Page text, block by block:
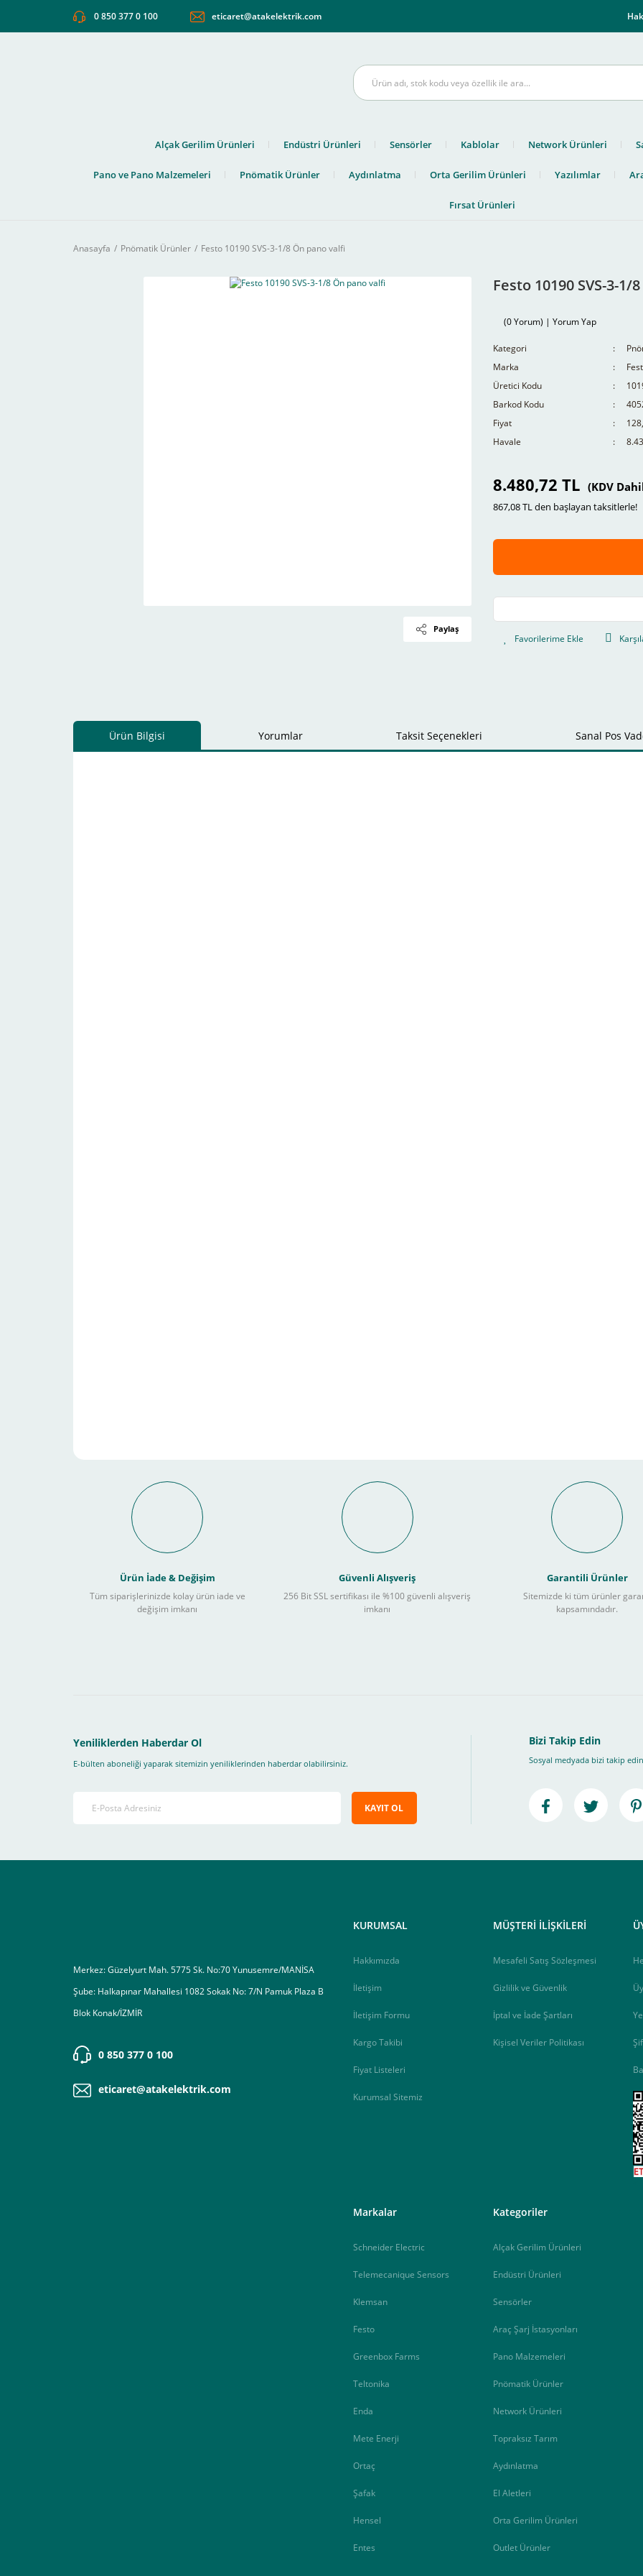
0 850 377 0 100 eticaret@atakelektrik.com
Alçak Gerilim Ürünleri Endüstri Ürünleri Sensörler Kablolar Network Ürünleri
Pano ve Pano Malzemeleri Pnömatik Ürünler Aydınlatma Orta Gerilim Ürünleri Yazılımlar
Fırsat Ürünleri
Anasayfa Pnömatik Ürünler Festo 10190 SVS-3-1/8 Ön pano valfi
Paylaş
Festo 10190 SVS-3-
(0 Yorum) | Yorum Yap
Kategori
Marka
Üretici Kodu
Barkod Kodu
Fiyat
Havale
8.480,72 TL (KDV
867,08 TL den başlayan taksitlerle!
Ürün Bilgisi Yorumlar Taksit Seçenekleri Sanal Pos
Schneider Electric Sanal POS ile Vade Farksız Taksit
Kullanılır ?
Sitemizden yapacağınız tüm alışverişlerde aşağıdaki adımları takip ederek peşin fiyatına 3 Taksit seçenekleri bankaya göre
4-Son olarak siparişi vermiş olduğunuz e-posta adresinize ileteceğimiz link üzerinden tıklayarak 3D Secure güvenli ödeme ile ödemenizi
Ürün İade & Değişim
Tüm siparişlerinizde kolay ürün iade ve
değişim imkanı
Güvenli Alışveriş
256 Bit SSL sertifikası ile %100 güvenli alışveriş
imkanı
Garantili Ürünler
Sitemizde ki tüm ürünler
kapsamındadır.
Yeniliklerden Haberdar Ol
E-bülten aboneliği yaparak sitemizin yeniliklerinden haberdar olabilirsiniz.
KAYIT OL
Bizi Takip Edin
Sosyal medyada bizi takip
Merkez: Güzelyurt Mah. 5775 Sk. No:70 Yunusemre/MANİSA
Şube: Halkapınar Mahallesi 1082 Sokak No: 7/N Pamuk Plaza B
Blok Konak/İZMİR
0 850 377 0 100
eticaret@atakelektrik.com
KURUMSAL
Hakkımızda
İletişim
İletişim Formu
Kargo Takibi
Fiyat Listeleri
Kurumsal Sitemiz
MÜŞTERİ İLİŞKİLERİ
Mesafeli Satış Sözleşmesi
Gizlilik ve Güvenlik
İptal ve İade Şartları
Kişisel Veriler Politikası
Markalar
Schneider Electric
Telemecanique Sensors
Klemsan
Festo
Greenbox Farms
Teltonika
Enda
Mete Enerji
Ortaç
Şafak
Hensel
Entes
Kategoriler
Alçak Gerilim Ürünleri
Endüstri Ürünleri
Sensörler
Araç Şarj İstasyonları
Pano Malzemeleri
Pnömatik Ürünler
Network Ürünleri
Topraksız Tarım
Aydınlatma
El Aletleri
Orta Gerilim Ürünleri
Outlet Ürünler